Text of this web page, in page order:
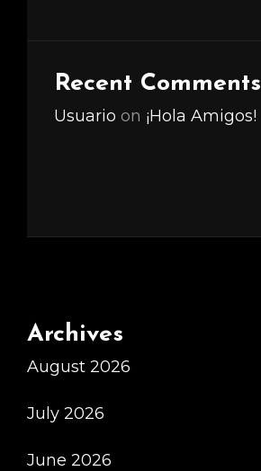
Recent Comments
Usuario on ¡Hola Amigos!
Archives
August 2026
July 2026
June 2026